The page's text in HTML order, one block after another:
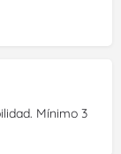
Mínimo 3